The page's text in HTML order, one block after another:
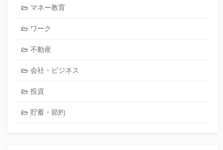
マネー教育
ワーク
不動産
会社・ビジネス
投資
貯蓄・節約